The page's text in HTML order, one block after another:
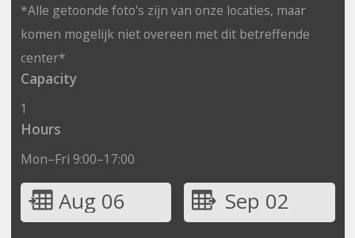
*Alle getoonde foto's zijn van onze locaties, maar
komen mogelijk niet overeen met dit betreffende
center*
Capacity
1
Hours
Mon–Fri 9:00–17:00
Aug 06
Sep 02